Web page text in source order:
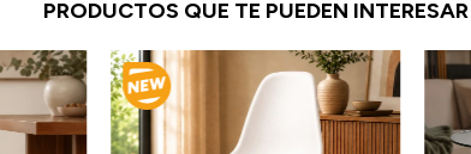
PRODUCTOS QUE TE PUEDEN INTERESAR